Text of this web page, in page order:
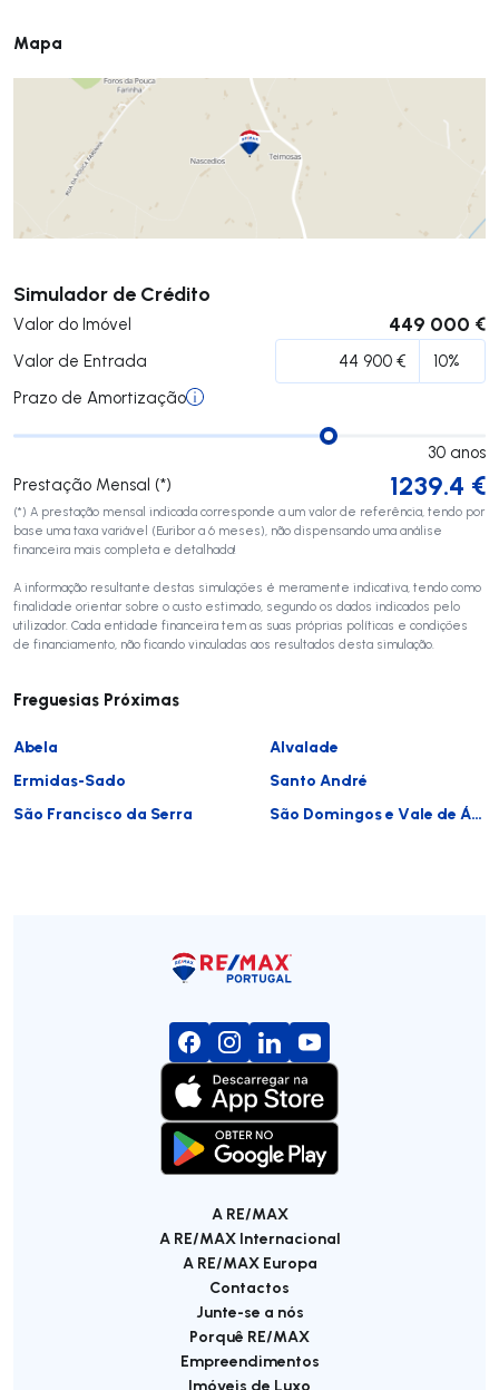
Mapa
Simulador de Crédito
Valor do Imóvel 449 000 €
Valor de Entrada
Prazo de Amortização
30 anos
Prestação Mensal (*)
1239.4 €
(*) A prestação mensal indicada corresponde a um valor de referência, tendo por
base uma taxa variável (Euribor a 6 meses), não dispensando uma análise
financeira mais completa e detalhada!
A informação resultante destas simulações é meramente indicativa, tendo como
finalidade orientar sobre o custo estimado, segundo os dados indicados pelo
utilizador. Cada entidade financeira tem as suas próprias políticas e condições
de financiamento, não ficando vinculadas aos resultados desta simulação.
Submeter
Freguesias Próximas
Abela
Alvalade
Ermidas-Sado
Santo André
São Francisco da Serra
São Domingos e Vale de Água
A RE/MAX
A RE/MAX Internacional
A RE/MAX Europa
Contactos
Junte-se a nós
Porquê RE/MAX
Empreendimentos
Imóveis de Luxo